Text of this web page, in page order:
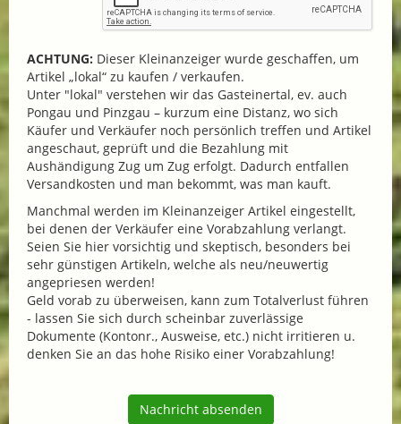
ACHTUNG: Dieser Kleinanzeiger wurde geschaffen, um
Artikel „lokal“ zu kaufen / verkaufen.
Unter "lokal" verstehen wir das Gasteinertal, ev. auch
Pongau und Pinzgau – kurzum eine Distanz, wo sich
Käufer und Verkäufer noch persönlich treffen und Artikel
angeschaut, geprüft und die Bezahlung mit
Aushändigung Zug um Zug erfolgt. Dadurch entfallen
Versandkosten und man bekommt, was man kauft.
Manchmal werden im Kleinanzeiger Artikel eingestellt,
bei denen der Verkäufer eine Vorabzahlung verlangt.
Seien Sie hier vorsichtig und skeptisch, besonders bei
sehr günstigen Artikeln, welche als neu/neuwertig
angepriesen werden!
Geld vorab zu überweisen, kann zum Totalverlust führen
- lassen Sie sich durch scheinbar zuverlässige
Dokumente (Kontonr., Ausweise, etc.) nicht irritieren u.
denken Sie an das hohe Risiko einer Vorabzahlung!
Nachricht absenden